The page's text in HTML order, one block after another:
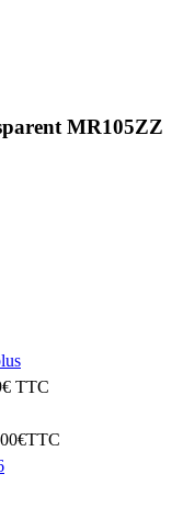
MR105ZZ
TTC